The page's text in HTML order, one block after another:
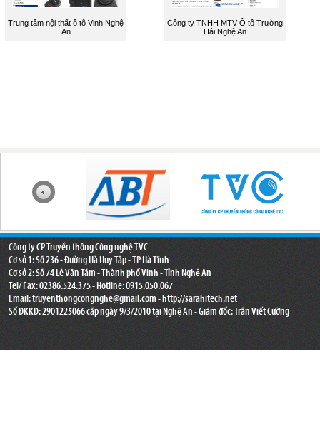
Trung tâm nội thất ô tô Vinh Nghệ
An
Công ty TNHH MTV Ô tô Trường
Hải Nghệ An
Công ty CP Truyền thông Công nghệ TVC
Cơ sở 1: Số 236 - Đường Hà Huy Tập - TP Hà Tĩnh
Cơ sở 2: Số 74 Lê Văn Tám - Thành phố Vinh - Tỉnh Nghệ An
Tel/ Fax: 02386.524.375 - Hotline: 0915.050.067
Email:truyenthongcongnghe@gmail.com- http://sarahitech.net
Số ĐKKD: 2901225066 cấp ngày 9/3/2010 tại Nghệ An - Giám đốc: Trần Viết Cường